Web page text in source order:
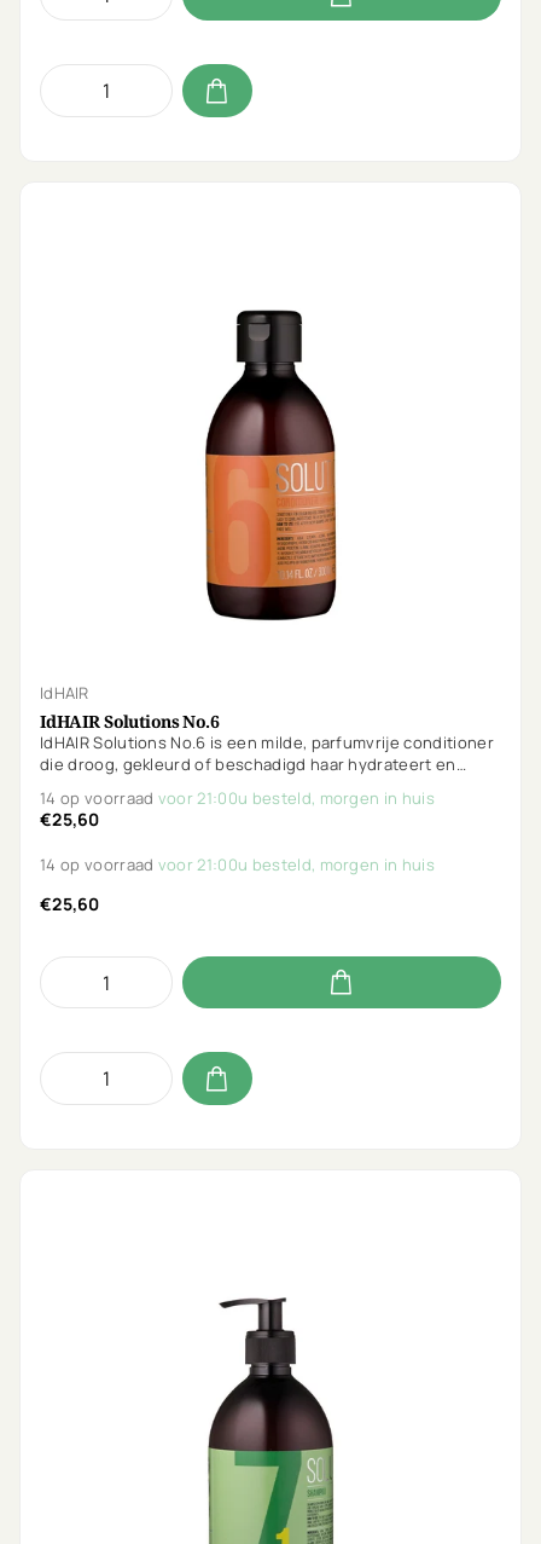
IdHAIR
IdHAIR Solutions No.6
IdHAIR Solutions No.6 is een milde, parfumvrije conditioner
die droog, gekleurd of beschadigd haar hydrateert en
olamine en salicylzuur. Vegan, parabeenvrij en Curly Girl-
proof.
14 op voorraad voor 21:00u besteld, morgen in huis
€25,60
14 op voorraad voor 21:00u besteld, morgen in huis
€25,60